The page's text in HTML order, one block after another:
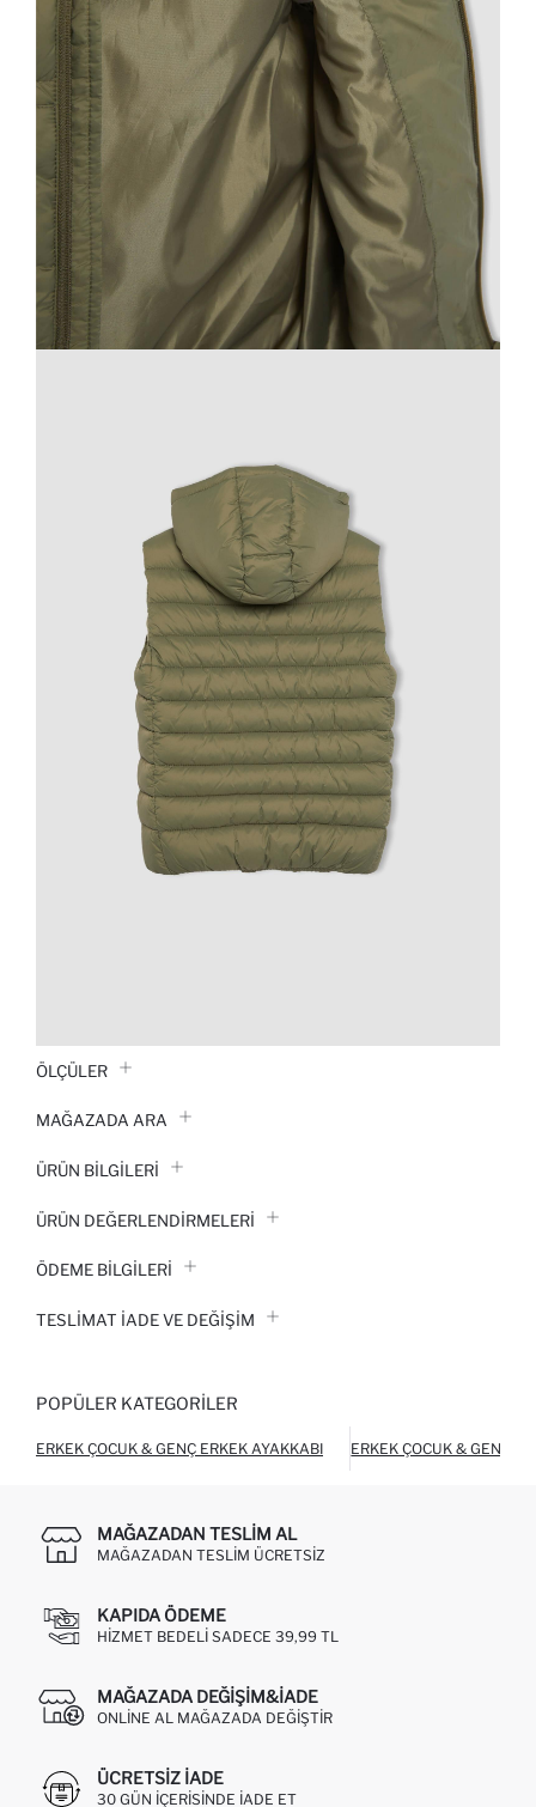
ÖLÇÜLER
MAĞAZADA ARA
ÜRÜN BILGILERI
ÜRÜN DEĞERLENDİRMELERİ
ÖDEME BİLGİLERİ
TESLIMAT İADE VE DEĞIŞIM
POPÜLER KATEGORILER
ERKEK ÇOCUK & GENÇ ERKEK AYAKKABI ERKEK ÇOCUK & GENÇ
MAĞAZADAN TESLIM AL
MAĞAZADAN TESLIM ÜCRETSIZ
KAPIDA ÖDEME
HIZMET BEDELI SADECE 39,99 TL
MAĞAZADA DEĞIŞIM&İADE
ONLINE AL MAĞAZADA DEĞIŞTIR
ÜCRETSIZ IADE
30 GÜN IÇERISINDE IADE ET